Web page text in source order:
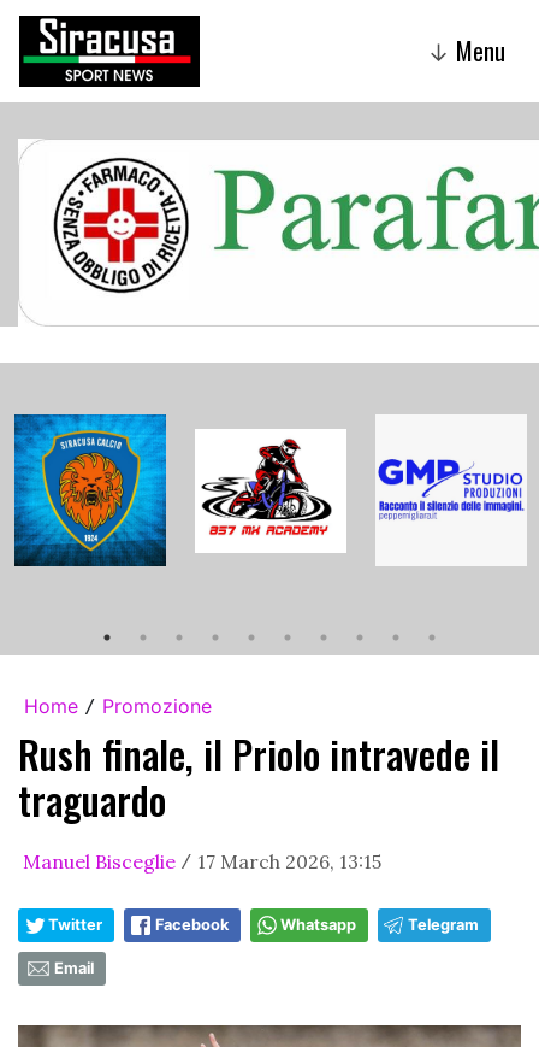
↓ Menu
Home / Promozione
Rush finale, il Priolo intravede il
traguardo
Manuel Bisceglie / 17 March 2026, 13:15
Twitter Facebook Whatsapp Telegram
Email